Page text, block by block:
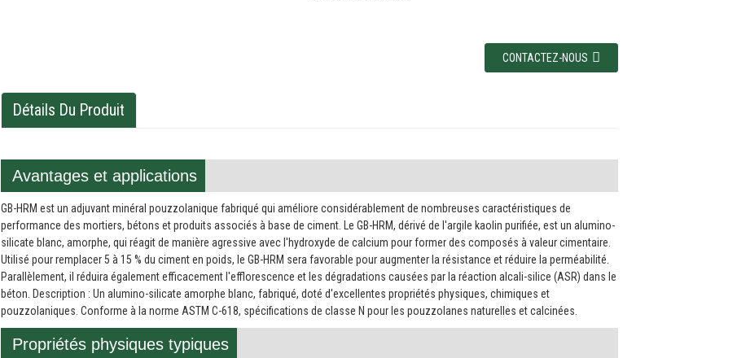
CONTACTEZ-NOUS
Détails Du Produit
Avantages et applications
GB-HRM est un adjuvant minéral pouzzolanique fabriqué qui améliore considérablement de nombreuses caractéristiques de
performance des mortiers, bétons et produits associés à base de ciment. Le GB-HRM, dérivé de l'argile kaolin purifiée, est un alumino-
silicate blanc, amorphe, qui réagit de manière agressive avec l'hydroxyde de calcium pour former des composés à valeur cimentaire.
Utilisé pour remplacer 5 à 15 % du ciment en poids, le GB-HRM sera favorable pour augmenter la résistance et réduire la perméabilité.
Parallèlement, il réduira également efficacement l'efflorescence et les dégradations causées par la réaction alcali-silice (ASR) dans le
béton. Description : Un alumino-silicate amorphe blanc, fabriqué, doté d'excellentes propriétés physiques, chimiques et
pouzzolaniques. Conforme à la norme ASTM C-618, spécifications de classe N pour les pouzzolanes naturelles et calcinées.
Propriétés physiques typiques